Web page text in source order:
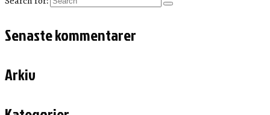
Senaste kommentarer
Arkiv